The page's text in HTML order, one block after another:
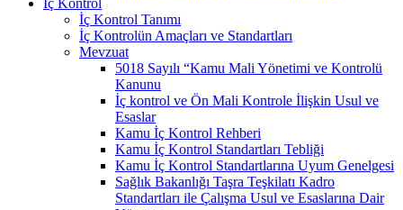
İç Kontrol Tanımı
İç Kontrolün Amaçları ve Standartları
Mevzuat
5018 Sayılı “Kamu Mali Yönetimi ve Kontrolü
Kanunu
İç kontrol ve Ön Mali Kontrole İlişkin Usul ve
Esaslar
Kamu İç Kontrol Rehberi
Kamu İç Kontrol Standartları Tebliği
Kamu İç Kontrol Standartlarına Uyum Genelgesi
Sağlık Bakanlığı Taşra Teşkilatı Kadro
Standartları ile Çalışma Usul ve Esaslarına Dair